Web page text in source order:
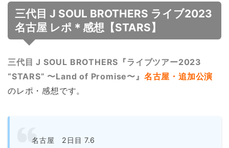
三代目 J SOUL BROTHERS ライブ2023
名古屋 レポ＊感想【STARS】
三代目 J SOUL BROTHERS『ライブツアー2023
“STARS” 〜Land of Promise〜』 名古屋・追加公演
のレポ・感想です。
名古屋 2日目 7.6